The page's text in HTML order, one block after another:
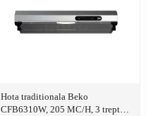
Hota traditionala Beko
CFB6310W, 205 MC/H, 3 trepte